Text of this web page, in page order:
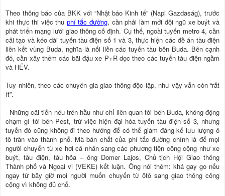
Theo thông báo của BKK với “Nhật báo Kinh tế” (Napi Gazdaság), trước
khi thực thi việc thu phí tắc đường, cần phải làm mới đội ngũ xe buýt và
phát triển mạng lưới giao thông cố định. Cụ thể, ngoài tuyến metro 4, cần
cải tạo và kéo dài tuyến tàu điện số 1 và 3, thực hiện các đề án tàu điện
liên kết vùng Buda, nghĩa là nối liền các tuyến tàu bên Buda. Bên cạnh
đó, cần xây thêm các bãi đậu xe P+R dọc theo các tuyến tàu điện ngầm
và HÉV.
Tuy nhiên, theo các chuyên gia giao thông độc lập, như vậy vẫn còn “rất
ít”.
- Những cải tiến nêu trên hầu như chỉ liên quan tới bên Buda, không động
chạm gì tới bên Pest, trừ việc hiện đại hóa tuyến tàu điện số 3, nhưng
tuyến đó cũng không đi theo hướng để có thể giảm đáng kể lưu lượng ô
tô tràn vào thành phố. Mà bản chất của phí tắc đường chính là để mọi
người chuyển từ xe hơi cá nhân sang các phương tiện công cộng như xe
buýt, tàu điện, tàu hỏa – ông Domer Lajos, Chủ tịch Hội Giao thông
Thành phố và Ngoại vi (VEKE) kết luận. Ông nói thêm: khá gay go nếu
ngay từ bây giờ mọi người muốn chuyển từ ôtô sang giao thông công
cộng vì không đủ chỗ.